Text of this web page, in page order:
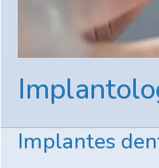
Implantes